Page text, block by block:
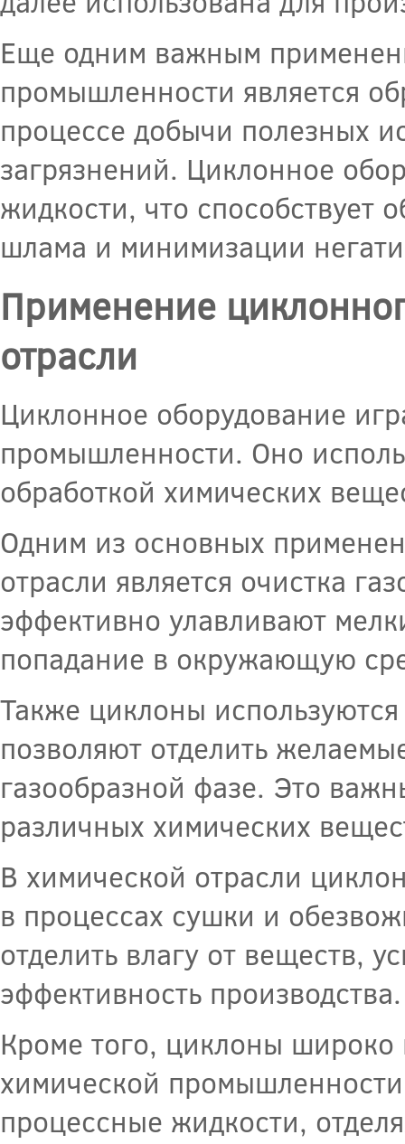
Еще одним важным
промышленности является
процессе добычи полезных
загрязнений. Циклонное
жидкости, что способствует
шлама и минимизации
Применение
отрасли
Циклонное оборудование
промышленности. Оно
обработкой химических
Одним из основных
отрасли является очистка
эффективно улавливают
попадание в окружающую
Также циклоны
позволяют отделить
газообразной фазе. Это
различных химических
В химической отрасли
в процессах сушки и
отделить влагу от веществ,
эффективность производства.
Кроме того, циклоны широко
химической
процессные жидкости,